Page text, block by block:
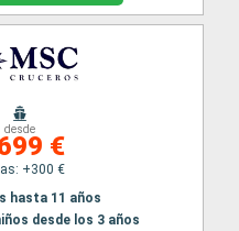
desde
€
+300 €
hasta 11 años
desde los 3 años